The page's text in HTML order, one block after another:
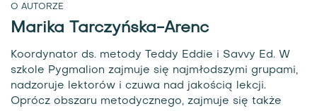
O AUTORZE
Marika Tarczyńska-Arenc
Koordynator ds. metody Teddy Eddie i Savvy Ed. W
szkole Pygmalion zajmuje się najmłodszymi grupami,
nadzoruje lektorów i czuwa nad jakością lekcji.
Oprócz obszaru metodycznego, zajmuje się także